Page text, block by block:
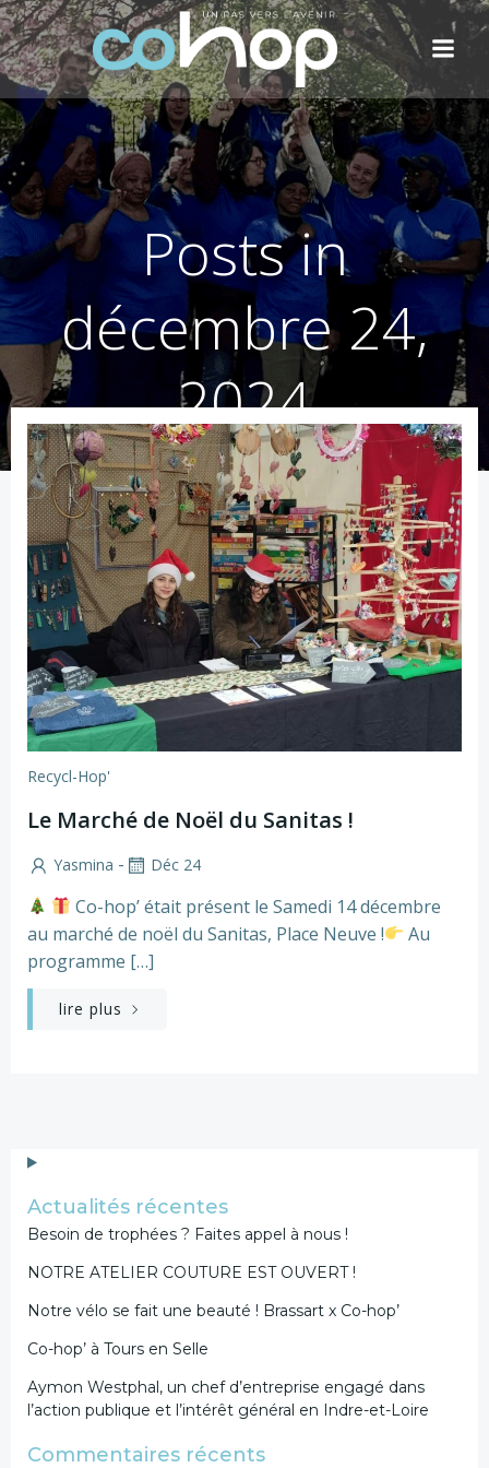
Aller
au
contenu
Posts in
décembre 24,
2024
Recycl-Hop'
Le Marché de Noël du Sanitas !
Yasmina - Déc 24
Co-hop’ était présent le Samedi 14 décembre
au marché de noël du Sanitas, Place Neuve !
Au
programme […]
lire plus
Actualités récentes
Besoin de trophées ? Faites appel à nous !
NOTRE ATELIER COUTURE EST OUVERT !
Notre vélo se fait une beauté ! Brassart x Co-hop’
Co-hop’ à Tours en Selle
Aymon Westphal, un chef d’entreprise engagé dans
l’action publique et l’intérêt général en Indre-et-Loire
Commentaires récents